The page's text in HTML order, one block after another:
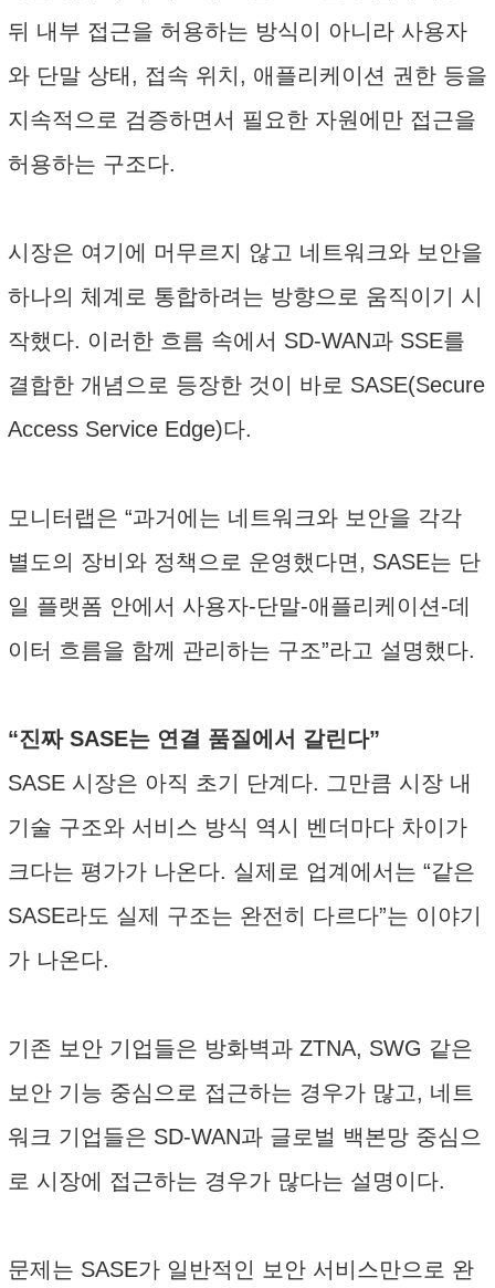
뒤 내부 접근을 허용하는 방식이 아니라 사용자
와 단말 상태, 접속 위치, 애플리케이션 권한 등을
지속적으로 검증하면서 필요한 자원에만 접근을
허용하는 구조다.
시장은 여기에 머무르지 않고 네트워크와 보안을
하나의 체계로 통합하려는 방향으로 움직이기 시
작했다. 이러한 흐름 속에서 SD-WAN과 SSE를
결합한 개념으로 등장한 것이 바로 SASE(Secure
Access Service Edge)다.
모니터랩은 “과거에는 네트워크와 보안을 각각
별도의 장비와 정책으로 운영했다면, SASE는 단
일 플랫폼 안에서 사용자-단말-애플리케이션-데
이터 흐름을 함께 관리하는 구조”라고 설명했다.
“진짜 SASE는 연결 품질에서 갈린다”
SASE 시장은 아직 초기 단계다. 그만큼 시장 내
기술 구조와 서비스 방식 역시 벤더마다 차이가
크다는 평가가 나온다. 실제로 업계에서는 “같은
SASE라도 실제 구조는 완전히 다르다”는 이야기
가 나온다.
기존 보안 기업들은 방화벽과 ZTNA, SWG 같은
보안 기능 중심으로 접근하는 경우가 많고, 네트
워크 기업들은 SD-WAN과 글로벌 백본망 중심으
로 시장에 접근하는 경우가 많다는 설명이다.
문제는 SASE가 일반적인 보안 서비스만으로 완